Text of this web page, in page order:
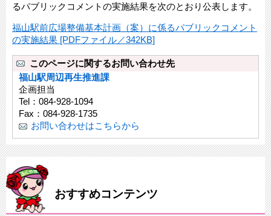
るパブリックコメントの実施結果を次のとおり公表します。
福山駅前広場整備基本計画（案）に係るパブリックコメント
の実施結果 [PDFファイル／342KB]
このページに関するお問い合わせ先
福山駅周辺再生推進課
企画担当
Tel：084-928-1094
Fax：084-928-1735
お問い合わせはこちらから
おすすめコンテンツ